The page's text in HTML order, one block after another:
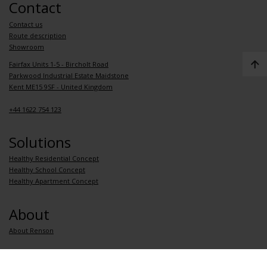
Contact
Contact us
Route description
Showroom
Fairfax Units 1-5 - Bircholt Road
Parkwood Industrial Estate Maidstone
Kent ME15 9SF - United Kingdom
+44 1622 754 123
Solutions
Healthy Residential Concept
Healthy School Concept
Healthy Apartment Concept
About
About Renson